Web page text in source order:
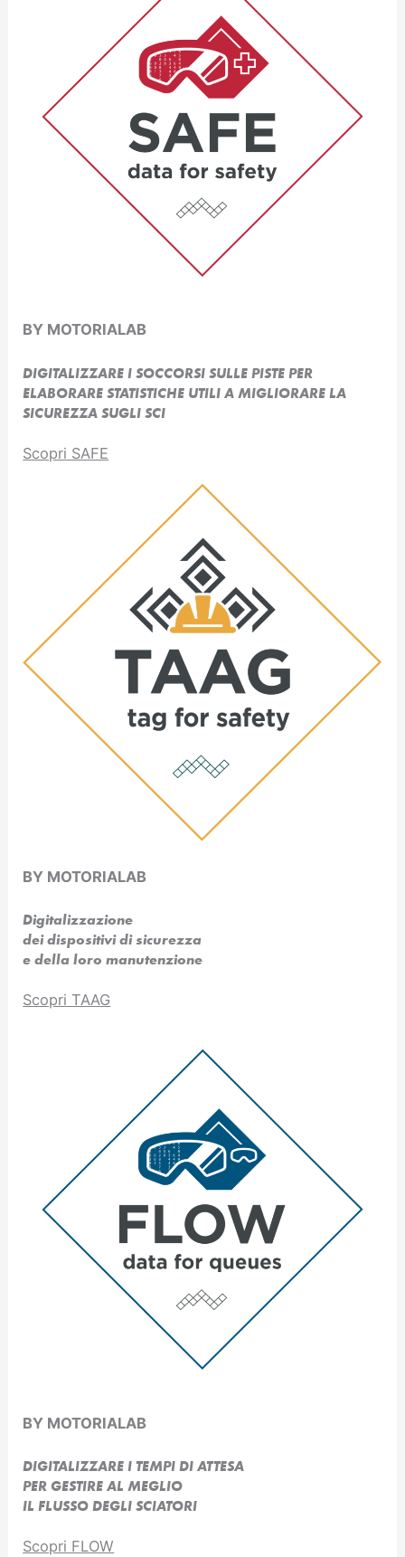
BY MOTORIALAB
DIGITALIZZARE I SOCCORSI SULLE PISTE PER
ELABORARE STATISTICHE UTILI A MIGLIORARE LA
SICUREZZA SUGLI SCI
Scopri SAFE
BY MOTORIALAB
Digitalizzazione
dei dispositivi di sicurezza
e della loro manutenzione
Scopri TAAG
BY MOTORIALAB
DIGITALIZZARE I TEMPI DI ATTESA
PER GESTIRE AL MEGLIO
IL FLUSSO DEGLI SCIATORI
Scopri FLOW